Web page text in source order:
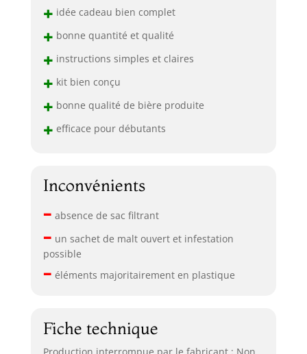
+ idée cadeau bien complet
+ bonne quantité et qualité
+ instructions simples et claires
+ kit bien conçu
+ bonne qualité de bière produite
+ efficace pour débutants
Inconvénients
– absence de sac filtrant
– un sachet de malt ouvert et infestation
possible
– éléments majoritairement en plastique
Fiche technique